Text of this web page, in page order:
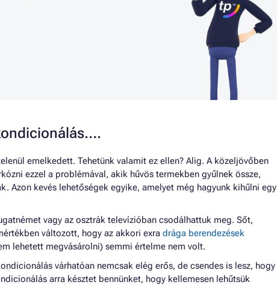
emelkedett. Tehetünk valamit ez ellen? Alig. A közeljövőben
ezzel a problémával, akik hűvös termekben gyűlnek össze,
Azon kevés lehetőségek egyike, amelyet még hagyunk kihűlni egy
vagy az osztrák televízióban csodálhattuk meg. Sőt,
változott, hogy az akkori exra drága berendezések
lehetett megvásárolni) semmi értelme nem volt.
várhatóan nemcsak elég erős, de csendes is lesz, hogy
arra késztet bennünket, hogy kellemesen lehűtsük